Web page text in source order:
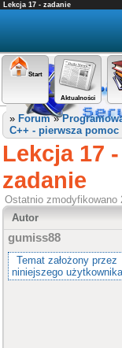
Lekcja 17 - zadanie
Start
Aktualności
» Forum»
C++ - pierwsza pomoc
Lekcja 17 -
zadanie
Ostatnio zmodyfikowano
Autor
gumiss88
Temat założony przez
niniejszego użytkownika